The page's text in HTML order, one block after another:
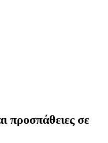
προσπάθειες σε